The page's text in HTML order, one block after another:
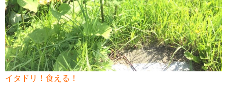
イタドリ！食える！